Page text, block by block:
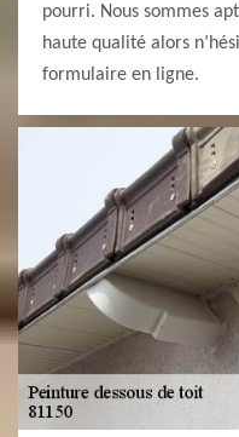
pourri. Nous sommes
haute qualité alors
formulaire en ligne.